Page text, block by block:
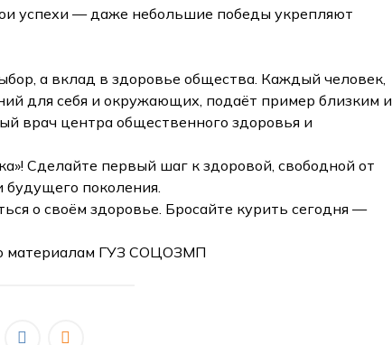
успехи — даже небольшие победы укрепляют
а вклад в здоровье общества. Каждый человек,
для себя и окружающих, подаёт пример близким и
врач центра общественного здоровья и
Сделайте первый шаг к здоровой, свободной от
поколения.
о своём здоровье. Бросайте курить сегодня —
материалам ГУЗ СОЦОЗМП